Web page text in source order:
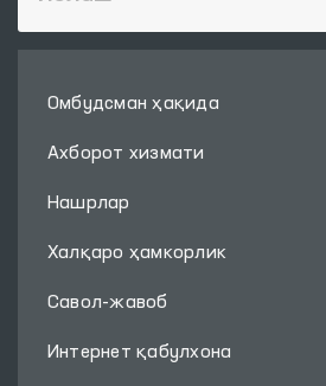
Омбудсман ҳақида
Ахборот хизмати
Нашрлар
Халқаро ҳамкорлик
Савол-жавоб
Интернет қабулхона